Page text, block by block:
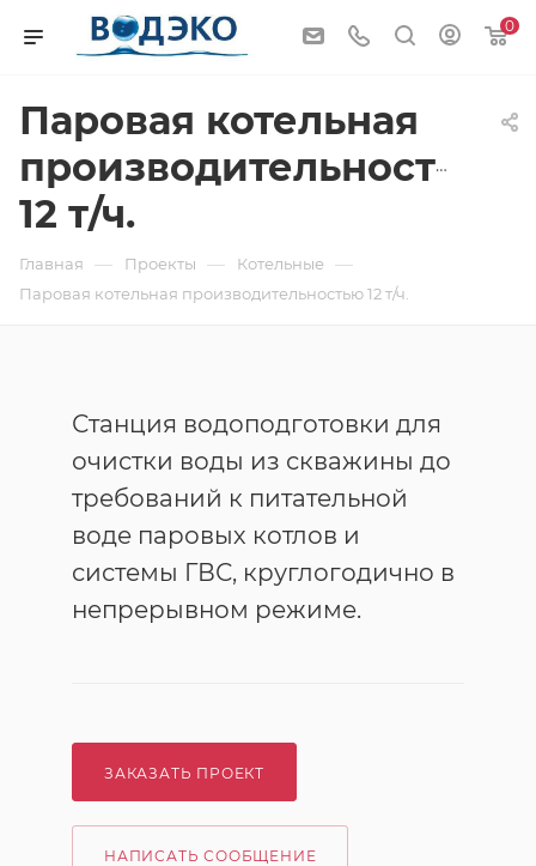
0
Паровая котельная
производительностью
12 т/ч.
Главная — Проекты — Котельные —
Паровая котельная производительностью 12 т/ч.
Станция водоподготовки для
очистки воды из скважины до
требований к питательной
воде паровых котлов и
системы ГВС, круглогодично в
непрерывном режиме.
ЗАКАЗАТЬ ПРОЕКТ
НАПИСАТЬ СООБЩЕНИЕ